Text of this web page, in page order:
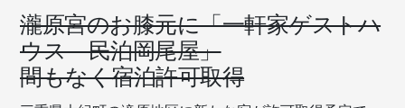
ス
が)
瀧原宮のお膝元に「一軒家ゲストハ
ウス 民泊岡尾屋」
間もなく宿泊許可取得